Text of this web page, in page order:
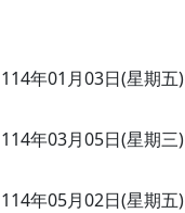
年01月03日(星期五)
年03月05日(星期三)
年05月02日(星期五)